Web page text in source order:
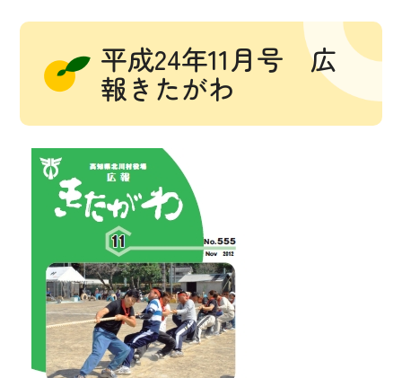
平成24年11月号 広
報きたがわ